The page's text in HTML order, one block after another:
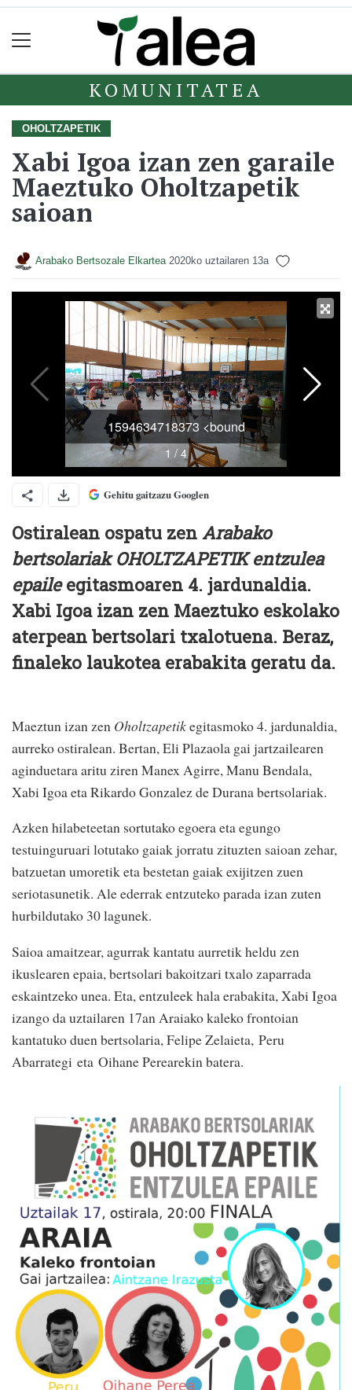
KOMUNITATEA
OHOLTZAPETIK
Xabi Igoa izan zen garaile
Maeztuko Oholtzapetik
saioan
Arabako Bertsozale Elkartea 2020ko uztailaren 13a
Gehitu gaitzazu Googlen
Ostiralean ospatu zen Arabako
bertsolariak OHOLTZAPETIK entzulea
epaileegitasmoaren 4. jardunaldia.
Xabi Igoa izan zen Maeztuko eskolako
aterpean bertsolari txalotuena. Beraz,
finaleko laukotea erabakita geratu da.
Maeztun izan zen Oholtzapetikegitasmoko 4. jardunaldia,
aurreko ostiralean. Bertan, Eli Plazaola gai jartzailearen
aginduetara aritu ziren Manex Agirre, Manu Bendala,
Xabi Igoa eta Rikardo Gonzalez de Durana bertsolariak.
Azken hilabeteetan sortutako egoera eta egungo
testuinguruari lotutako gaiak jorratu zituzten saioan zehar,
batzuetan umoretik eta bestetan gaiak exijitzen zuen
seriotasunetik. Ale ederrak entzuteko parada izan zuten
hurbildutako 30 lagunek.
Saioa amaitzear, agurrak kantatu aurretik heldu zen
ikuslearen epaia, bertsolari bakoitzari txalo zaparrada
eskaintzeko unea. Eta, entzuleek hala erabakita, Xabi Igoa
izango da uztailaren 17an Araiako kaleko frontoian
kantatuko duen bertsolaria, Felipe Zelaieta, Peru
Abarrategi eta Oihane Perearekin batera.